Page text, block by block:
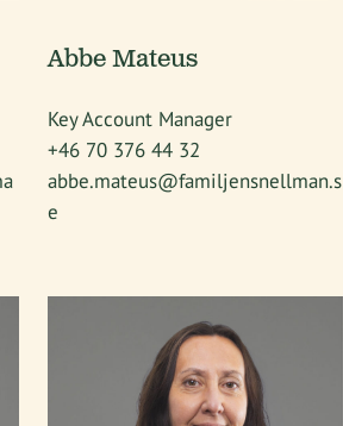
Abbe Mateus
Key Account Manager
+46 70 376 44 32
abbe.mateus@familjensnellman.s
e